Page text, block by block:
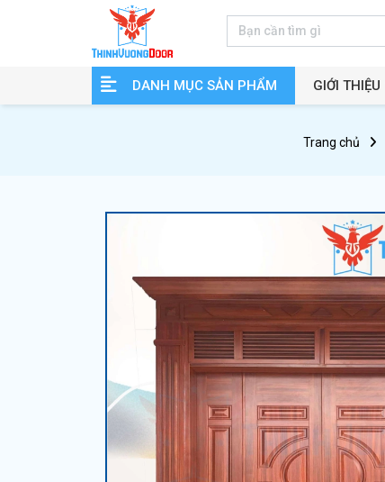
DANH MỤC SẢN PHẨM GIỚI THIỆU
Trang chủ